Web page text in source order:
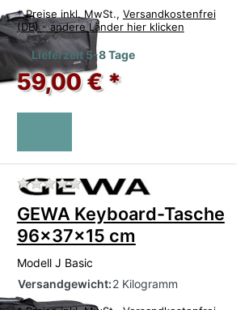
* Preise inkl. MwSt., Versandkostenfrei
(DE) - andere Länder hier klicken
Lieferzeit 5-8 Tage
59,00 € *
Zu diesem Produkt liegen
GEWA Keyboard-Tasche
96x37x15 cm
Modell J Basic
Versandgewicht:2 Kilogramm